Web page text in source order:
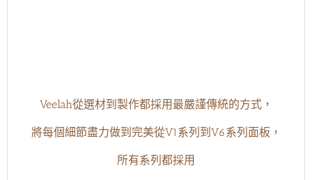
Veelah從選材到製作都採用最嚴謹傳統的方式，
將每個細節盡力做到完美從V1系列到V6系列面板，
所有系列都採用